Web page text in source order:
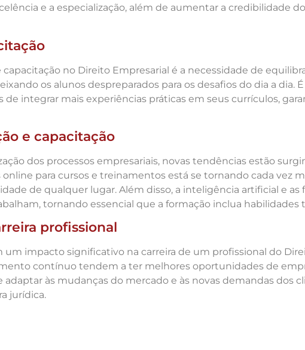
e a especialização, além de aumentar a credibilidade
no Direito Empresarial é a necessidade de
os alunos despreparados para os desafios do dia a dia.
integrar mais experiências práticas em seus currículos,
e capacitação
dos processos empresariais, novas tendências estão
online para cursos e treinamentos está se tornando cada vez
de qualquer lugar. Além disso, a inteligência artificial e
tornando essencial que a formação inclua habilidades
profissional
um impacto significativo na carreira de um profissional do
contínuo tendem a ter melhores oportunidades de
adaptar às mudanças do mercado e às novas demandas
jurídica.